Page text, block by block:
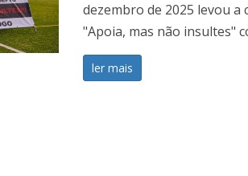
dezembro de 2025 levou a
"Apoia, mas não insultes"
ler mais